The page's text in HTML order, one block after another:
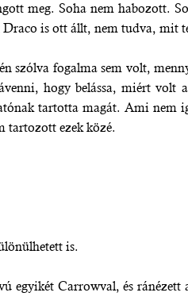
meg. Soha nem habozott.
is ott állt, nem tudva, mit
szólva fogalma sem volt,
hogy belássa, miért volt
tartotta magát. Ami nem
tartozott ezek közé.
is.
egyikét Carrowval, és ránézett